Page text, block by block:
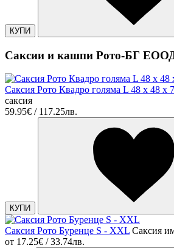
КУПИ
Саксии и кашпи Рото-БГ
Саксия Рото Квадро голяма L 48 x 48 x
саксия
59.95€ / 117.25лв.
КУПИ
Саксия Рото Буренце S - XXL Саксия
от 17.25€ / 33.74лв.